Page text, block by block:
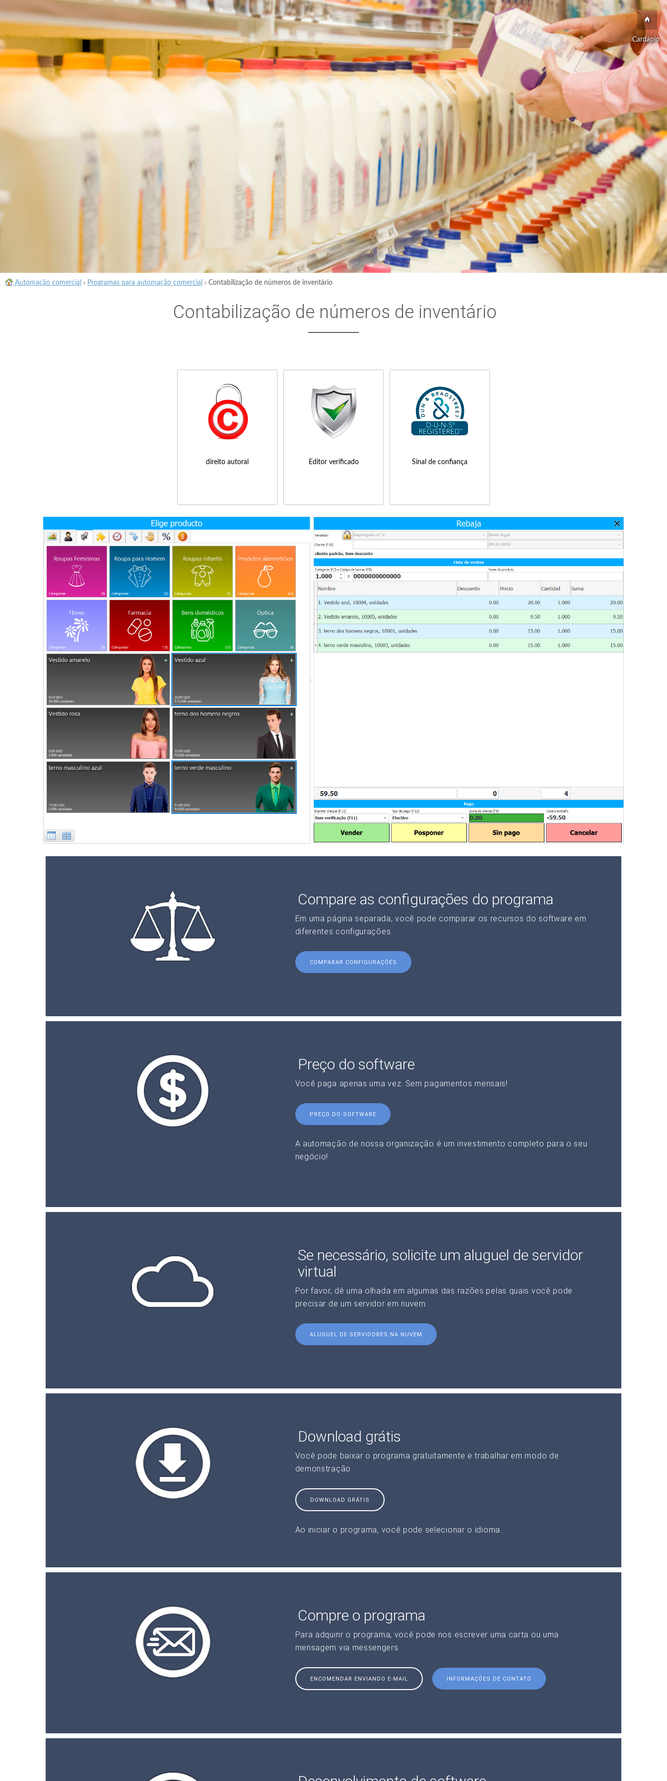
Cardápio
Automação comercial › Programas para automação comercial › Contabilização de números de inventário
Contabilização de números de inventário
direito autoral Editor verificado Sinal de confiança
Compare as configurações do programa
Em uma página separada, você pode comparar os recursos do software em
diferentes configurações.
COMPARAR CONFIGURAÇÕES
Preço do software
Você paga apenas uma vez. Sem pagamentos mensais!
PREÇO DO SOFTWARE
A automação de nossa organização é um investimento completo para o seu
negócio!
Se necessário, solicite um aluguel de servidor
virtual
Por favor, dê uma olhada em algumas das razões pelas quais você pode
precisar de um servidor em nuvem.
ALUGUEL DE SERVIDORES NA NUVEM
Download grátis
Você pode baixar o programa gratuitamente e trabalhar em modo de
demonstração
DOWNLOAD GRÁTIS
Ao iniciar o programa, você pode selecionar o idioma.
Compre o programa
Para adquirir o programa, você pode nos escrever uma carta ou uma
mensagem via messengers
ENCOMENDAR ENVIANDO E-MAIL INFORMAÇÕES DE CONTATO